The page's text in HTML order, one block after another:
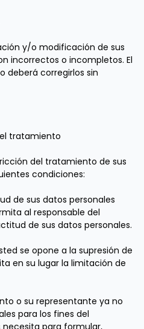
y/o modificación de sus
incorrectos o incompletos. El
deberá corregirlos sin
tratamiento
del tratamiento de sus
condiciones:
de sus datos personales
al responsable del
de sus datos personales.
se opone a la supresión de
en su lugar la limitación de
o su representante ya no
para los fines del